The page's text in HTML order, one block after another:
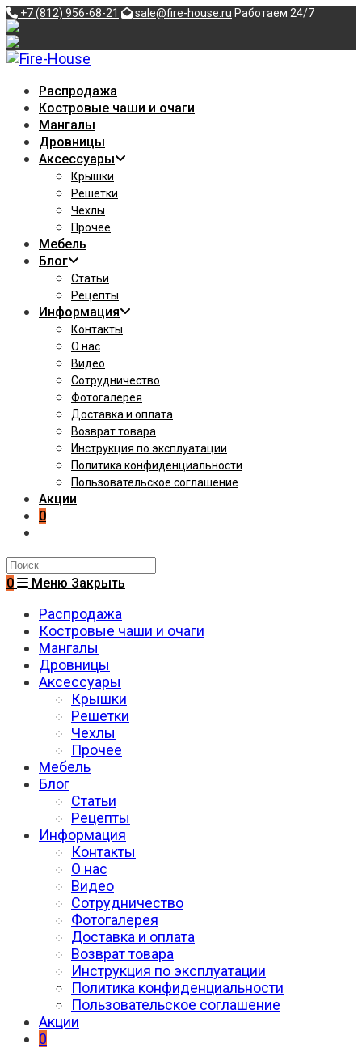
Перейти
к
содержимому
+7 (812) 956-68-21 sale@fire-house.ru Работаем 24/7
Распродажа
Костровые чаши и очаги
Мангалы
Дровницы
Аксессуары
Крышки
Решетки
Чехлы
Прочее
Мебель
Блог
Статьи
Рецепты
Информация
Контакты
О нас
Видео
Сотрудничество
Фотогалерея
Доставка и оплата
Возврат товара
Инструкция по эксплуатации
Политика конфиденциальности
Пользовательское соглашение
Акции
0
Поиск
на
0 Меню Закрыть
Распродажа
Костровые чаши и очаги
Мангалы
Дровницы
Аксессуары
Крышки
Решетки
Чехлы
Прочее
Мебель
Блог
Статьи
Рецепты
Информация
Контакты
О нас
Видео
Сотрудничество
Фотогалерея
Доставка и оплата
Возврат товара
Инструкция по эксплуатации
Политика конфиденциальности
Пользовательское соглашение
Акции
0